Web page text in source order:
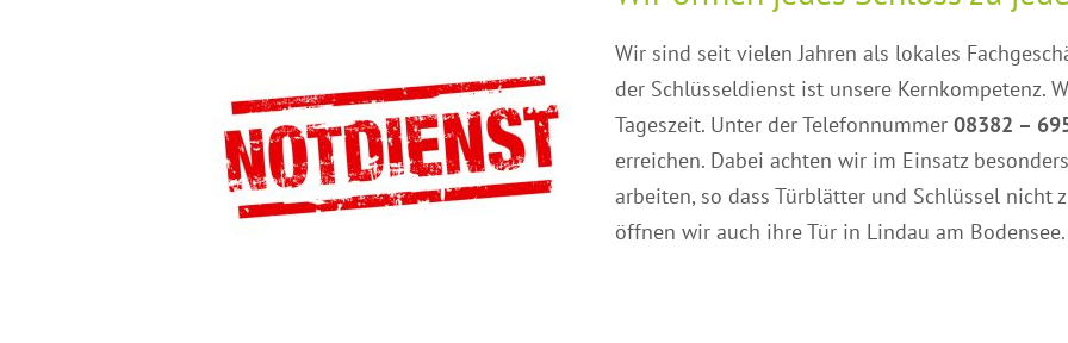
Wir sind seit vielen Jahren als lokales
der Schlüsseldienst ist unsere Kernkompetenz.
Tageszeit. Unter der Telefonnummer 08382 –
erreichen. Dabei achten wir im Einsatz
arbeiten, so dass Türblätter und Schlüssel nicht
öffnen wir auch ihre Tür in Lindau am Bodensee.